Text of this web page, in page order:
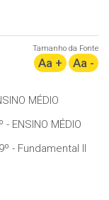
Tamanho da Fonte
Aa + Aa -
MÉDIO
- ENSINO MÉDIO
- Fundamental II